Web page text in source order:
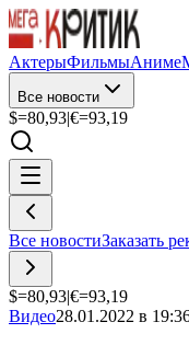
АктерыФильмыАниме
Все новости
$=80,93|€=93,19
Все новостиЗаказать
$=80,93|€=93,19
Видео28.01.2022 в